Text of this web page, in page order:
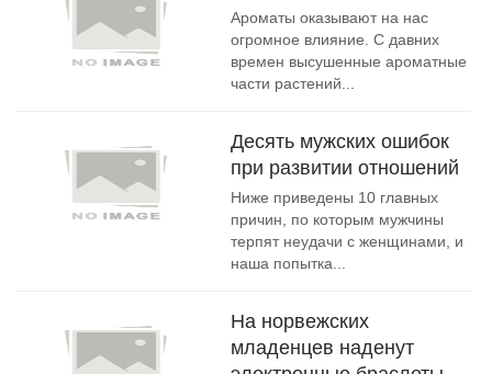
Ароматы оказывают на нас
огромное влияние. С давних
времен высушенные ароматные
части растений...
Десять мужских ошибок
при развитии отношений
Ниже приведены 10 главных
причин, по которым мужчины
терпят неудачи с женщинами, и
наша попытка...
На норвежских
младенцев наденут